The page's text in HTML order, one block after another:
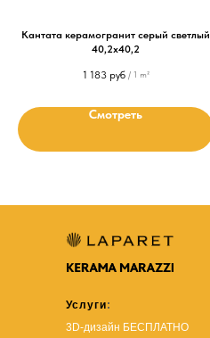
Кантата керамогранит серый светлый
40,2х40,2
1 183 руб / 1 m²
Смотреть
Услуги:
3D-дизайн БЕСПЛАТНО